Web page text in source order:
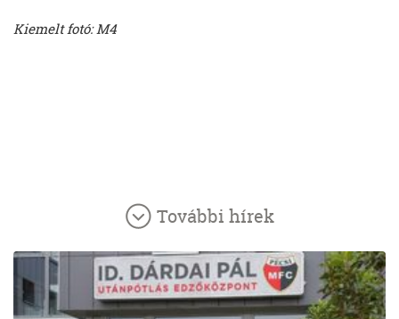
Kiemelt fotó: M4
További hírek